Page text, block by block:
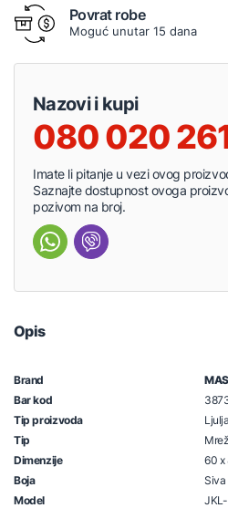
Povrat robe
Moguć unutar 15 dana
Nazovi i kupi
080 020
Imate li pitanje u vezi ovog
Saznajte dostupnost ovoga
pozivom na broj.
Opis
Brand
Bar kod
Tip proizvoda
Tip
Dimenzije
60 x
Boja
Siva
Model